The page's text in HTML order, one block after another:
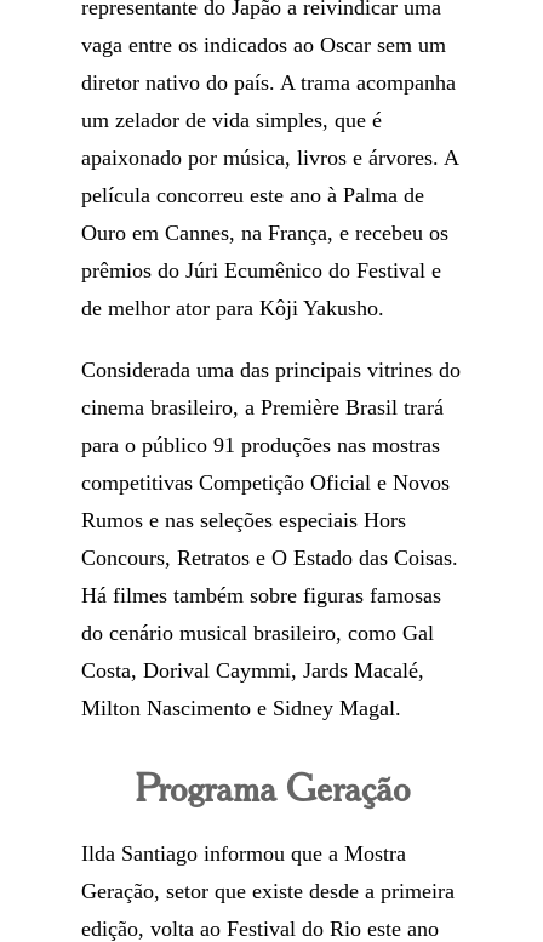
representante do Japão a reivindicar uma
vaga entre os indicados ao Oscar sem um
diretor nativo do país. A trama acompanha
um zelador de vida simples, que é
apaixonado por música, livros e árvores. A
película concorreu este ano à Palma de
Ouro em Cannes, na França, e recebeu os
prêmios do Júri Ecumênico do Festival e
de melhor ator para Kôji Yakusho.
Considerada uma das principais vitrines do
cinema brasileiro, a Première Brasil trará
para o público 91 produções nas mostras
competitivas Competição Oficial e Novos
Rumos e nas seleções especiais Hors
Concours, Retratos e O Estado das Coisas.
Há filmes também sobre figuras famosas
do cenário musical brasileiro, como Gal
Costa, Dorival Caymmi, Jards Macalé,
Milton Nascimento e Sidney Magal.
Programa Geração
Ilda Santiago informou que a Mostra
Geração, setor que existe desde a primeira
edição, volta ao Festival do Rio este ano